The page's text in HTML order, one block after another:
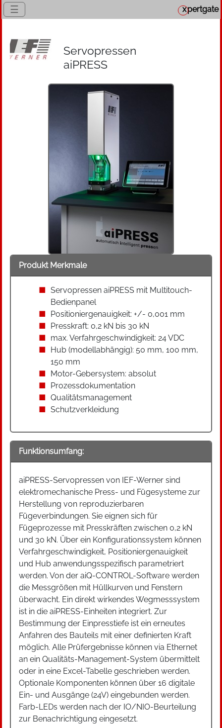
☰ xpertgate
Servopressen
aiPRESS
Produkt Merkmale
Servopressen aiPRESS mit Multitouch-
Bedienpanel
Positioniergenauigkeit: +/- 0,001 mm
Presskraft: 0,2 kN bis 30 kN
max. Verfahrgeschwindigkeit: 24 VDC
Hub (modellabhängig): 50 mm, 100 mm,
150 mm
Motor-Gebersystem: absolut
Prozessdokumentation
Qualitätsmanagement
Schutzverkleidung
Funktionsumfang:
aiPRESS-Servopressen von IEF-Werner sind
elektromechanische Press- und Fügesysteme zur
Herstellung von reproduzierbaren
Fügeverbindungen. Sie eignen sich für
Fügeprozesse mit Presskräften zwischen 0,2 kN
und 30 kN. Über ein Konfigurationssystem können
Verfahrgeschwindigkeit, Positioniergenauigkeit
und Hub anwendungsspezifisch parametriert
werden. Von der aiQ-CONTROL-Software werden
die Messgrößen mit Hüllkurven und Fenstern
überwacht. Ein direkt wirkendes Wegmesssystem
ist in die aiPRESS-Einheiten integriert. Zur
Bestimmung der Einpresstiefe ist ein erneutes
Anfahren des Bauteils mit einer definierten Kraft
möglich. Alle Prüfergebnisse können via Ethernet
an ein Qualitäts-Management-System übermittelt
oder in eine Excel-Tabelle geschrieben werden.
Optionale Komponenten können über 16 digitale
Ein- und Ausgänge (24V) eingebunden werden.
Farb-LEDs werden nach der IO/NIO-Beurteilung
zur Benachrichtigung eingesetzt.